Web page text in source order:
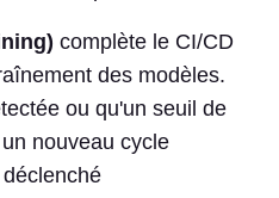
complète le CI/CD
des modèles.
ou qu'un seuil de
nouveau cycle